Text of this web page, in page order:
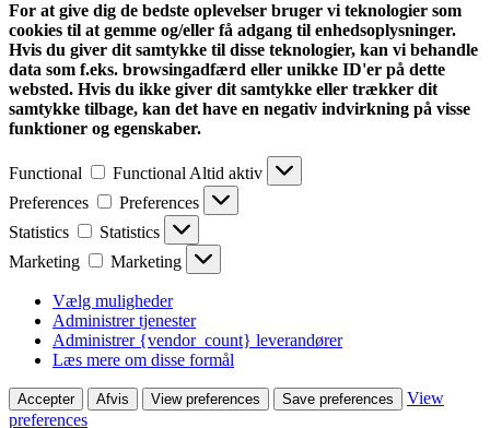
For at give dig de bedste oplevelser bruger vi teknologier som
cookies til at gemme og/eller få adgang til enhedsoplysninger.
Hvis du giver dit samtykke til disse teknologier, kan vi behandle
data som f.eks. browsingadfærd eller unikke ID'er på dette
websted. Hvis du ikke giver dit samtykke eller trækker dit
samtykke tilbage, kan det have en negativ indvirkning på visse
funktioner og egenskaber.
Functional Functional Altid aktiv
Preferences
Preferences
Statistics
Statistics
Marketing
Marketing
Vælg muligheder
Administrer tjenester
Administrer {vendor_count} leverandører
Læs mere om disse formål
Accepter Afvis View preferences Save preferences
View
preferences